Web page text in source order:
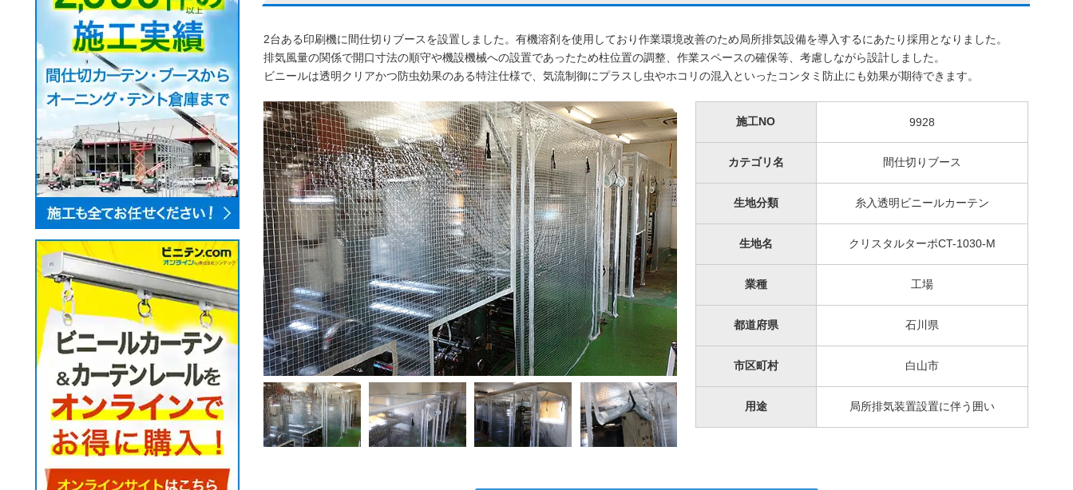
2台ある印刷機に間仕切りブースを設置しました。有機溶剤を使用しており作業環境改善のため局所排気設備を導入するにあたり採用となりました。
排気風量の関係で開口寸法の順守や機設機械への設置であったため柱位置の調整、作業スペースの確保等、考慮しながら設計しました。
ビニールは透明クリアかつ防虫効果のある特注仕様で、気流制御にプラスし虫やホコリの混入といったコンタミ防止にも効果が期待できます。
施工NO 9928
カテゴリ名 間仕切りブース
生地分類 糸入透明ビニールカーテン
生地名 クリスタルターポCT-1030-M
業種 工場
都道府県 石川県
市区町村 白山市
用途 局所排気装置設置に伴う囲い